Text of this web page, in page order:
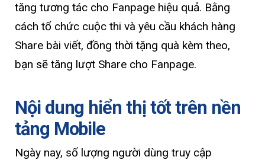
tăng tương tác cho Fanpage hiệu quả. Bằng
cách tổ chức cuộc thi và yêu cầu khách hàng
Share bài viết, đồng thời tặng quà kèm theo,
bạn sẽ tăng lượt Share cho Fanpage.
Nội dung hiển thị tốt trên nền
tảng Mobile
Ngày nay, số lượng người dùng truy cập